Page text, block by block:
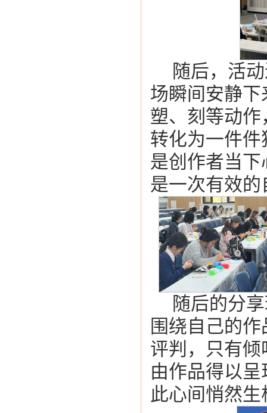
随后，活
场瞬间安静
塑、刻等动
转化为一件
是创作者当
是一次有效
随后的分
围绕自己的
评判，只有
由作品得以
此心间悄然生